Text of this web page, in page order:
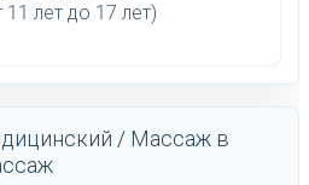
11 лет до 17 лет)
/ Массаж в